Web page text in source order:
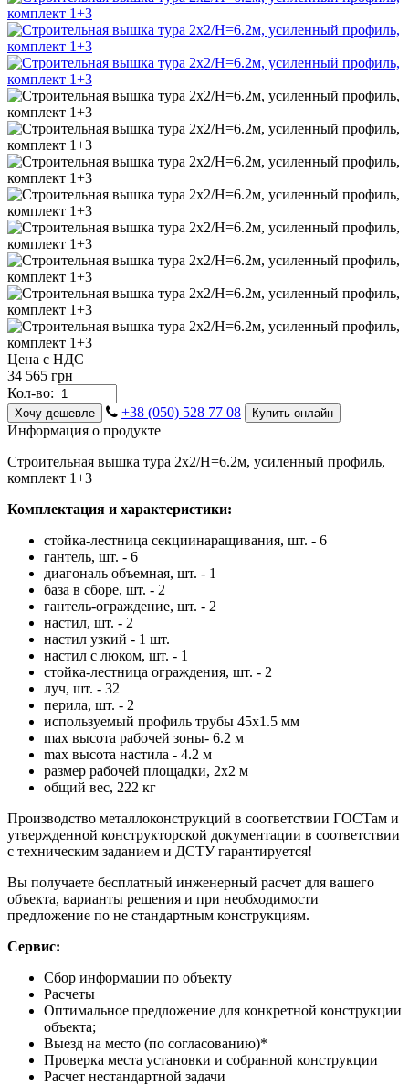
Цена с НДС
34 565 грн
Кол-во:
Хочу дешевле +38 (050) 528 77 08 Купить онлайн
Информация о продукте
Строительная вышка тура 2х2/Н=6.2м, усиленный профиль,
комплект 1+3
Комплектация и характеристики:
стойка-лестница секциинаращивания, шт. - 6
гантель, шт. - 6
диагональ объемная, шт. - 1
база в сборе, шт. - 2
гантель-ограждение, шт. - 2
настил, шт. - 2
настил узкий - 1 шт.
настил с люком, шт. - 1
стойка-лестница ограждения, шт. - 2
луч, шт. - 32
перила, шт. - 2
используемый профиль трубы 45х1.5 мм
max высота рабочей зоны- 6.2 м
max высота настила - 4.2 м
размер рабочей площадки, 2х2 м
общий вес, 222 кг
Производство металлоконструкций в соответствии ГОСТам и
утвержденной конструкторской документации в соответствии
с техническим заданием и ДСТУ гарантируется!
Вы получаете бесплатный инженерный расчет для вашего
объекта, варианты решения и при необходимости
предложение по не стандартным конструкциям.
Сервис:
Сбор информации по объекту
Расчеты
Оптимальное предложение для конкретной конструкции
объекта;
Выезд на место (по согласованию)*
Проверка места установки и собранной конструкции
Расчет нестандартной задачи